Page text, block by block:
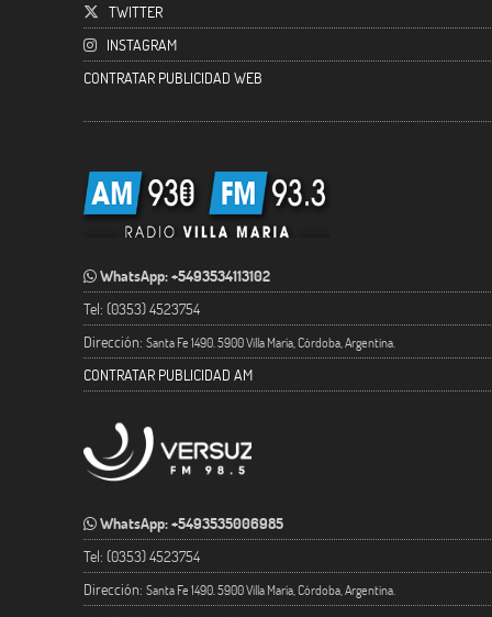
TWITTER
INSTAGRAM
CONTRATAR PUBLICIDAD WEB
WhatsApp: +5493534113102
Tel: (0353) 4523754
Dirección: Santa Fe 1490. 5900 Villa María, Córdoba, Argentina.
CONTRATAR PUBLICIDAD AM
WhatsApp: +5493535006985
Tel: (0353) 4523754
Dirección: Santa Fe 1490. 5900 Villa María, Córdoba, Argentina.